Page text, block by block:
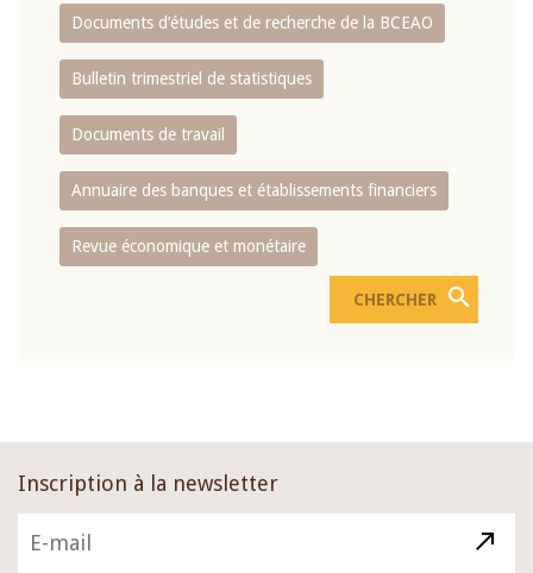
Documents d’études et de recherche de la BCEAO
Bulletin trimestriel de statistiques
Documents de travail
Annuaire des banques et établissements financiers
Revue économique et monétaire
Inscription à la newsletter